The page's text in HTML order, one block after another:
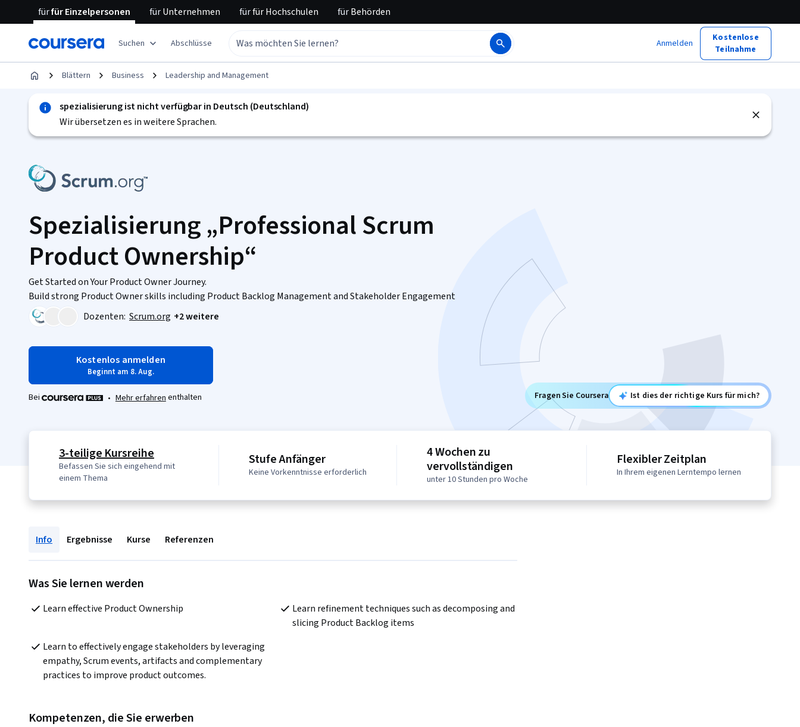
fürfür Einzelpersonen fürUnternehmen fürfür Hochschulen fürBehörden
Suchen Abschlüsse Anmelden
Kostenlose
Teilnahme
Blättern Business Leadership and Management
spezialisierung ist nicht verfügbar in Deutsch (Deutschland)
Wir übersetzen es in weitere Sprachen.
Spezialisierung „Professional Scrum
Product Ownership“
Get Started on Your Product Owner Journey.
Build strong Product Owner skills including Product Backlog Management and Stakeholder Engagement
Dozenten: Scrum.org +2 weitere
Kostenlos anmelden
Beginnt am 8. Aug.
Bei • Mehr erfahren enthalten Fragen Sie Coursera Ist dies der richtige Kurs für mich?
3-teilige Kursreihe
Befassen Sie sich eingehend mit
einem Thema
Stufe Anfänger
Keine Vorkenntnisse erforderlich
4 Wochen zu
vervollständigen
unter 10 Stunden pro Woche
Flexibler Zeitplan
In Ihrem eigenen Lerntempo lernen
Info Ergebnisse Kurse Referenzen
Was Sie lernen werden
Learn effective Product Ownership
Learn refinement techniques such as decomposing and
slicing Product Backlog items
Learn to effectively engage stakeholders by leveraging
empathy, Scrum events, artifacts and complementary
practices to improve product outcomes.
Kompetenzen, die Sie erwerben